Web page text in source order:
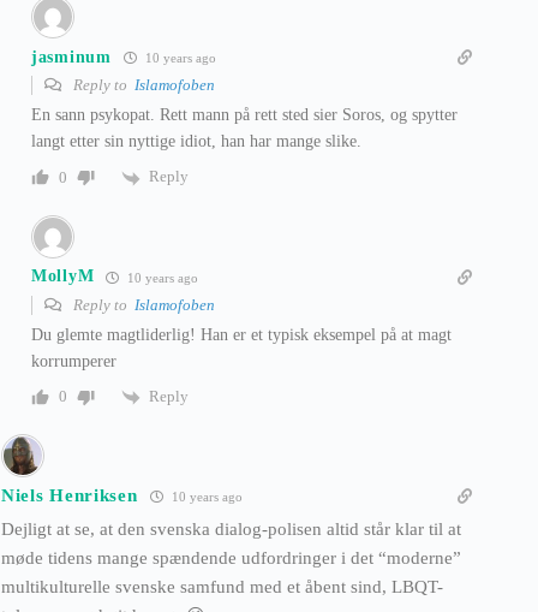
jasminum 10 years ago
Reply to Islamofoben
En sann psykopat. Rett mann på rett sted sier Soros, og spytter
langt etter sin nyttige idiot, han har mange slike.
0
Reply
MollyM 10 years ago
Reply to Islamofoben
Du glemte magtliderlig! Han er et typisk eksempel på at magt
korrumperer
0
Reply
Niels Henriksen 10 years ago
Dejligt at se, at den svenska dialog-polisen altid står klar til at
møde tidens mange spændende udfordringer i det “moderne”
multikulturelle svenske samfund med et åbent sind, LBQT-